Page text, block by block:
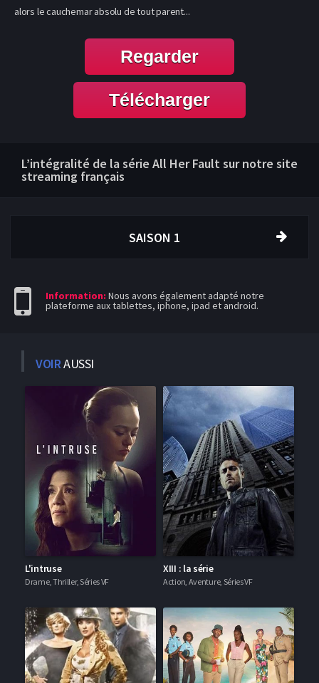
alors le cauchemar absolu de tout parent...
Regarder
Télécharger
L’intégralité de la série All Her Fault sur notre site
streaming français
SAISON 1
Information: Nous avons également adapté notre
plateforme aux tablettes, iphone, ipad et android.
VOIRAUSSI
L'intruse
Drame, Thriller, Séries VF
XIII : la série
Action, Aventure, Séries VF